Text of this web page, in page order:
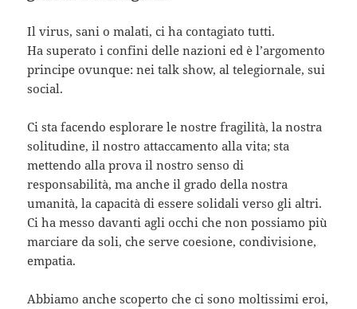
Il virus, sani o malati, ci ha contagiato tutti.
Ha superato i confini delle nazioni ed è l’argomento
principe ovunque: nei talk show, al telegiornale, sui
social.
Ci sta facendo esplorare le nostre fragilità, la nostra
solitudine, il nostro attaccamento alla vita; sta
mettendo alla prova il nostro senso di
responsabilità, ma anche il grado della nostra
umanità, la capacità di essere solidali verso gli altri.
Ci ha messo davanti agli occhi che non possiamo più
marciare da soli, che serve coesione, condivisione,
empatia.
Abbiamo anche scoperto che ci sono moltissimi eroi,